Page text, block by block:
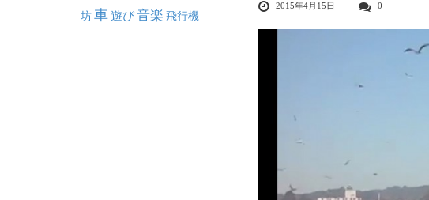
2015年4月15日 0
坊車遊び音楽 飛行機